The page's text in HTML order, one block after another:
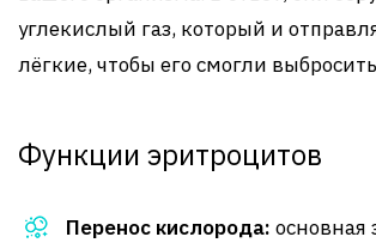
углекислый газ, который и
лёгкие, чтобы его смогли
Функции эритроцитов
Перенос кислорода: основная